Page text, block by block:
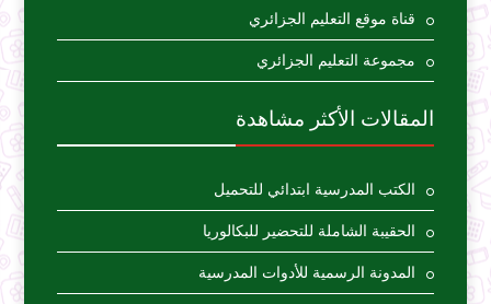
قناة موقع التعليم الجزائري
مجموعة التعليم الجزائري
المقالات الأكثر مشاهدة
الكتب المدرسية ابتدائي للتحميل
الحقيبة الشاملة للتحضير للبكالوريا
المدونة الرسمية للأدوات المدرسية